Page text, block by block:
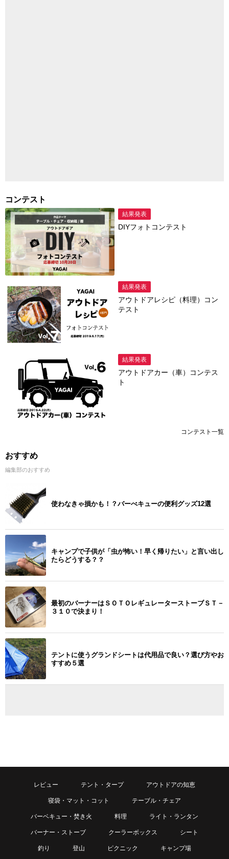
コンテスト
結果発表
DIYフォトコンテスト
結果発表
アウトドアレシピ（料理）コン
テスト
結果発表
アウトドアカー（車）コンテス
ト
コンテスト一覧
おすすめ
編集部のおすすめ
使わなきゃ損かも！？バーべキューの便利グッズ12選
キャンプで子供が「虫が怖い！早く帰りたい」と言い出し
たらどうする？？
最初のバーナーはＳＯＴＯレギュレーターストーブＳＴ－
３１０で決まり！
テントに使うグランドシートは代用品で良い？選び方やお
すすめ５選
レビュー テント・タープ アウトドアの知恵
寝袋・マット・コット テーブル・チェア
バーベキュー・焚き火 料理 ライト・ランタン
バーナー・ストーブ クーラーボックス シート
釣り 登山 ピクニック キャンプ場